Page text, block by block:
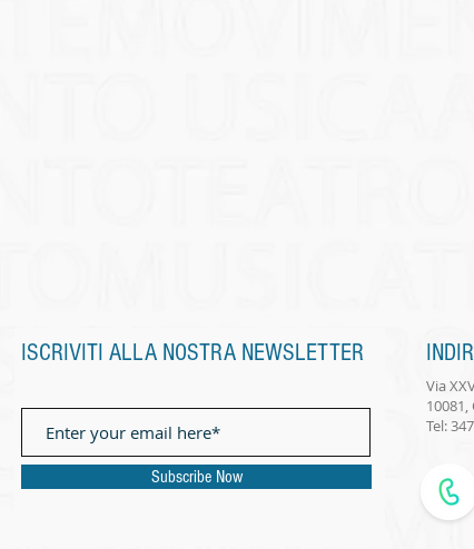
ISCRIVITI ALLA NOSTRA NEWSLETTER
Subscribe Now
Via
Tel: